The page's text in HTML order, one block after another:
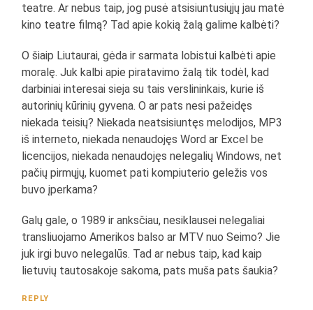
teatre. Ar nebus taip, jog pusė atsisiuntusiųjų jau matė
kino teatre filmą? Tad apie kokią žalą galime kalbėti?
O šiaip Liutaurai, gėda ir sarmata lobistui kalbėti apie
moralę. Juk kalbi apie piratavimo žalą tik todėl, kad
darbiniai interesai sieja su tais verslininkais, kurie iš
autorinių kūrinių gyvena. O ar pats nesi pažeidęs
niekada teisių? Niekada neatsisiuntęs melodijos, MP3
iš interneto, niekada nenaudojęs Word ar Excel be
licencijos, niekada nenaudojęs nelegalių Windows, net
pačių pirmųjų, kuomet pati kompiuterio geležis vos
buvo įperkama?
Galų gale, o 1989 ir anksčiau, nesiklausei nelegaliai
transliuojamo Amerikos balso ar MTV nuo Seimo? Jie
juk irgi buvo nelegalūs. Tad ar nebus taip, kad kaip
lietuvių tautosakoje sakoma, pats muša pats šaukia?
REPLY